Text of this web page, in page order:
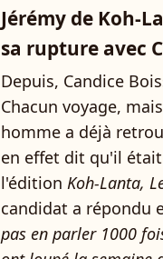
Jérémy de Koh-
sa rupture avec
Depuis, Candice
Chacun voyage,
homme a déjà
en effet dit qu'il
l'édition Koh-Lanta,
candidat a répondu
pas en parler 1000